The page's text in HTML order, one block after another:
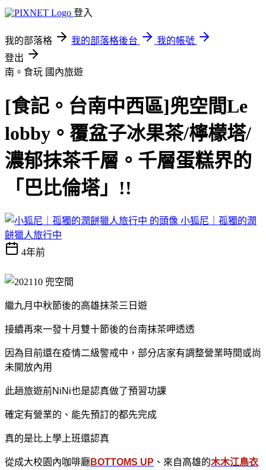
登入
我的部落格 我的部落格後台
我的帳號
登出
南。食玩 國內旅遊
[食記。台南中西區]兜空間Le
lobby。覆盆子冰果茶/檸檬塔/
濃郁抹茶千層。千層蛋糕界的
「巴比倫塔」!!
小狐尼｜孤獨的潤
餅獵人旅行中
4年前
繼九月中秋節後的高雄抹茶三日遊
接續再來一發十月雙十節後的台南抹茶呷透透
因為目前還在疫情二級警戒中，部分店家有調整營業時間或尚
未開放內用
此趟旅遊前NiNi也是認真做了預習功課
確定有營業的、能先預訂的都先完成
真的是比上學上班還認真
從成大校園內咖啡廳BOTTOMS UP 、來自高雄的木木江鳥衣